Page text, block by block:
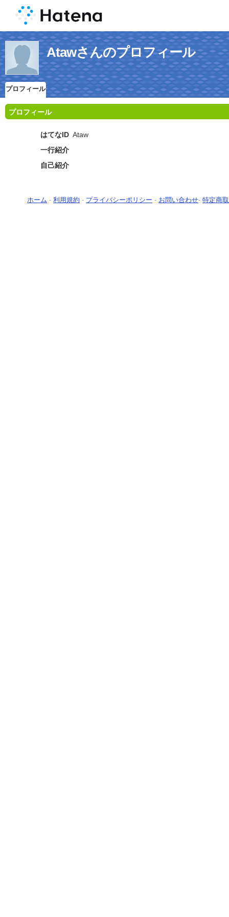
Atawさんのプロフィール
プロフィール
プロフィール
はてなID Ataw
一行紹介
自己紹介
ホーム - 利用規約 - プライバシーポリシー - お問い合わせ- 特定商